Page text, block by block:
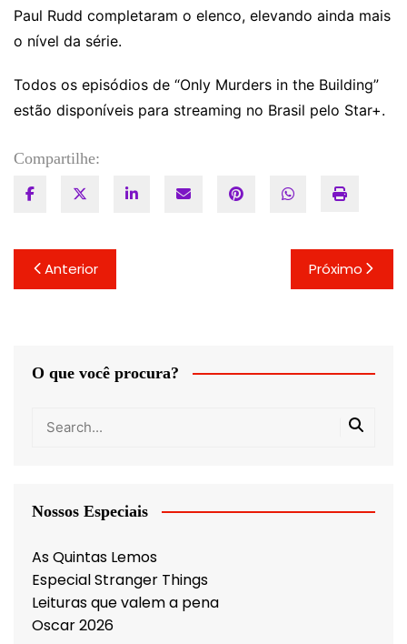
Paul Rudd completaram o elenco, elevando ainda mais
o nível da série.
Todos os episódios de “Only Murders in the Building”
estão disponíveis para streaming no Brasil pelo Star+.
Compartilhe:
Navegação
de
Anterior Próximo
O que você procura?
Nossos Especiais
As Quintas Lemos
Especial Stranger Things
Leituras que valem a pena
Oscar 2026